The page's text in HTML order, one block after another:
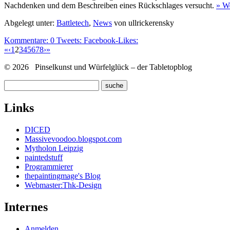
Nachdenken und dem Beschreiben eines Rückschlages versucht. »
Abgelegt unter: Battletech, News von ullrickerensky
Kommentare: 0 Tweets: Facebook-Likes:
«‹1 2345678›»
© 2026 Pinselkunst und Würfelglück – der Tabletopblog
Links
DICED
Massivevoodoo.blogspot.com
Mytholon Leipzig
paintedstuff
Programmierer
thepaintingmage's Blog
Webmaster:Thk-Design
Internes